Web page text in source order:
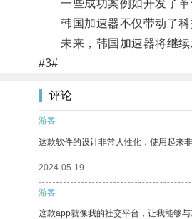
一些成功案例如开发了革
韩国加速器不仅带动了科
未来，韩国加速器将继续
#3#
评论
游客
这款软件的设计非常人性化，使用起来非
2024-05-19
游客
这款app就像我的社交平台，让我能够与